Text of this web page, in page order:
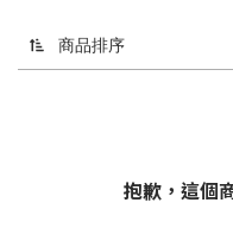
商品排序
抱歉，這個